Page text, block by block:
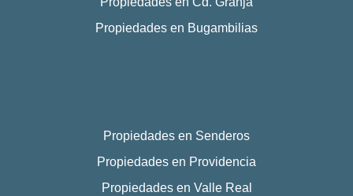
Propiedades en Bugambilias
Propiedades en Senderos
Propiedades en Providencia
Propiedades en Valle Real